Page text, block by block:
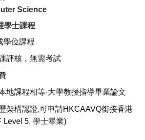
Science
學士課程
學位課程
評核，無需考試
地課程相等·大學教授指導畢業論文
架構認證,可申請HKCAAVQ銜接香港
Level 5, 學士畢業)